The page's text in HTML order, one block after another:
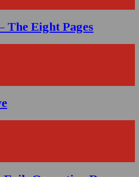
The Eight Pages